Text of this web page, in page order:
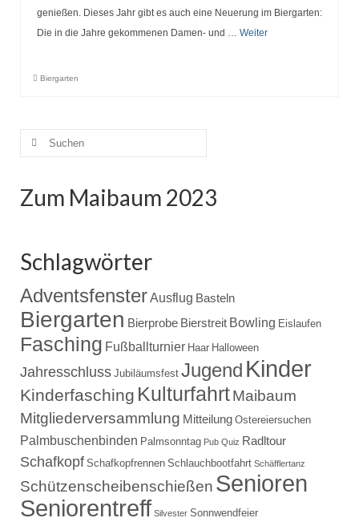
genießen. Dieses Jahr gibt es auch eine Neuerung im Biergarten:
Die in die Jahre gekommenen Damen- und … Weiter
Biergarten
Suche
nach:
Zum Maibaum 2023
Schlagwörter
AdventsfensterAusflug Basteln
Biergarten Bierprobe Bierstreit Bowling Eislaufen
Fasching Fußballturnier Haar Halloween
Jahresschluss Jubiläumsfest Jugend Kinder
Kinderfasching KulturfahrtMaibaum
Mitgliederversammlung Mitteilung Ostereiersuchen
Palmbuschenbinden Palmsonntag Pub Quiz Radltour
Schafkopf Schafkopfrennen Schlauchbootfahrt Schäfflertanz
Schützenscheibenschießen Senioren
Seniorentreff Silvester Sonnwendfeier